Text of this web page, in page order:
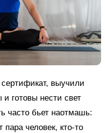
выучили
готовы нести свет
часто бьет наотмашь:
человек, кто-то